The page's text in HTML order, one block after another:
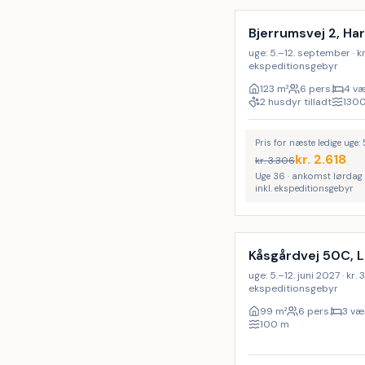
LAST MINUTE
Bjerrumsvej 2,
uge: 5.–12. september ·
ekspeditionsgebyr
123 m² 6 pers.
4
2 husdyr tilladt
Pris for næste ledige uge:
kr.3.306kr. 2.618
Uge 36 · ankomst lørdag
inkl. ekspeditionsgebyr
Kåsgårdvej 50C,
uge: 5.–12. juni 2027 · kr.
ekspeditionsgebyr
99 m² 6 pers.
3
100 m